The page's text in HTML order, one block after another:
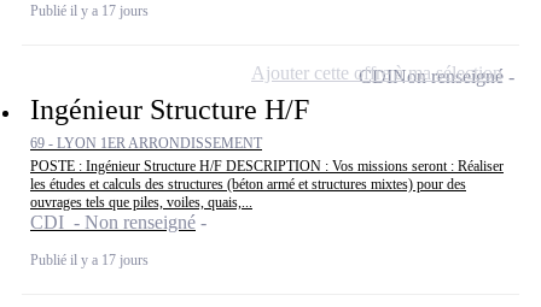
Publié il y a 17 jours
Ingénieur Structure H/F
69 - LYON 1ER ARRONDISSEMENT
POSTE : Ingénieur Structure H/F DESCRIPTION : Vos missions seront : Réaliser
les études et calculs des structures (béton armé et structures mixtes) pour des
ouvrages tels que piles, voiles, quais,...
CDI - Non renseigné
Publié il y a 17 jours
CDINon renseigné
Ajouter cette offre à ma sélection